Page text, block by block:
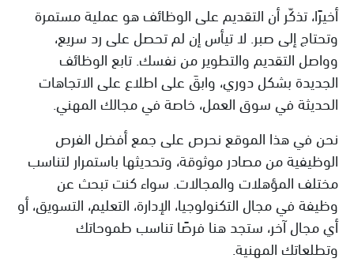
أخيرًا، تذكّر أن التقديم على الوظائف هو عملية مستمرة
وتحتاج إلى صبر. لا تيأس إن لم تحصل على رد سريع،
وواصل التقديم والتطوير من نفسك. تابع الوظائف
الجديدة بشكل دوري، وابقَ على اطلاع على الاتجاهات
الحديثة في سوق العمل، خاصة في مجالك المهني.
نحن في هذا الموقع نحرص على جمع أفضل الفرص
الوظيفية من مصادر موثوقة، وتحديثها باستمرار لتناسب
مختلف المؤهلات والمجالات. سواء كنت تبحث عن
وظيفة في مجال التكنولوجيا، الإدارة، التعليم، التسويق، أو
أي مجال آخر، ستجد هنا فرصًا تناسب طموحاتك
وتطلعاتك المهنية.